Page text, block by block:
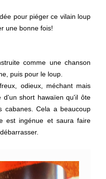
pour piéger ce vilain loup
une bonne fois!
comme une chanson
puis pour le loup.
odieux, méchant mais
d'un short hawaïen qu'il ôte
cabanes. Cela a beaucoup
est ingénue et saura faire